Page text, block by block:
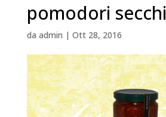
pomodori secchi
da admin | Ott 28, 2016